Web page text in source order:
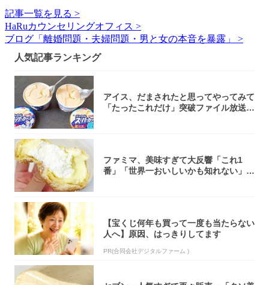
記事一覧を見る >
HaRuカウンセリングオフィス >
ブログ「離婚問題・夫婦問題・男と女の本音を暴露」 >
人気記事ランキング
アイス、だまされたと思ってやってみて
「たったこれだけ」突破ファイル放送で
ファミマ、美味すぎて大反響「これ1
番」「世界一おいしいかも知れない」
【宝くじ何年も買って一度も当たらない
人へ】原因、はっきりしてます
PR(合同会社デジタルファーム )